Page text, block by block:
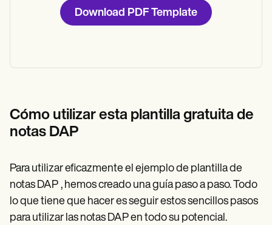
Download PDF Template
Cómo utilizar esta plantilla gratuita de
notas DAP
Para utilizar eficazmente el ejemplo de plantilla de
notas DAP , hemos creado una guía paso a paso. Todo
lo que tiene que hacer es seguir estos sencillos pasos
para utilizar las notas DAP en todo su potencial.